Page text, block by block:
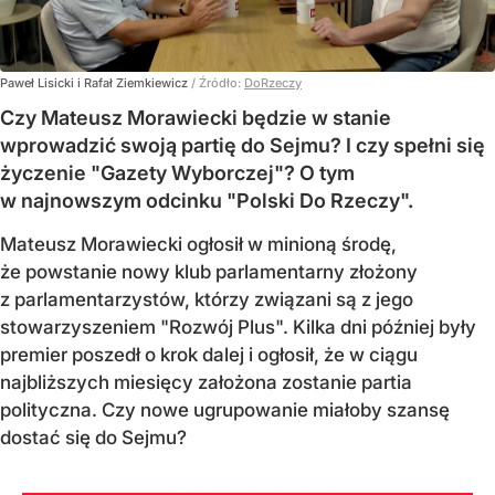
Paweł Lisicki i Rafał Ziemkiewicz / Źródło: DoRzeczy
Czy Mateusz Morawiecki będzie w stanie
wprowadzić swoją partię do Sejmu? I czy spełni się
życzenie "Gazety Wyborczej"? O tym
w najnowszym odcinku "Polski Do Rzeczy".
Mateusz Morawiecki ogłosił w minioną środę,
że powstanie nowy klub parlamentarny złożony
z parlamentarzystów, którzy związani są z jego
stowarzyszeniem "Rozwój Plus". Kilka dni później były
premier poszedł o krok dalej i ogłosił, że w ciągu
najbliższych miesięcy założona zostanie partia
polityczna. Czy nowe ugrupowanie miałoby szansę
dostać się do Sejmu?